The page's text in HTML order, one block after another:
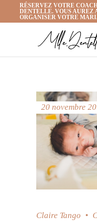
RÉSERVEZ VOTRE
DENTELLE. VOUS AUREZ
ORGANISER VOTRE
20 novembre
Claire Tango